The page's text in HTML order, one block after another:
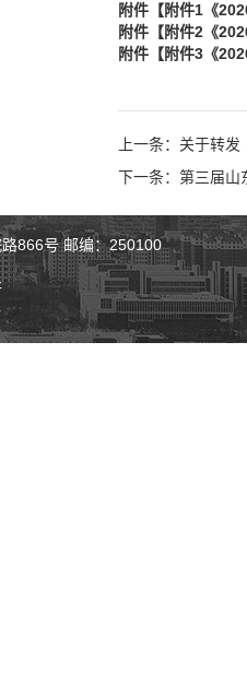
附件【附件1《
附件【附件2《
附件【附件3《
上一条：关于转
下一条：第三届山
866号 邮编：250100